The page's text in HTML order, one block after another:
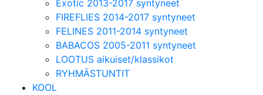
Exotic 2013-2017 syntyneet
FIREFLIES 2014-2017 syntyneet
FELINES 2011-2014 syntyneet
BABACOS 2005-2011 syntyneet
LOOTUS aikuiset/klassikot
RYHMÄSTUNTIT
KOOL